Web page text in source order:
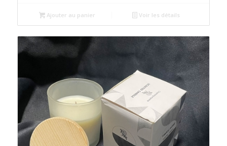
Ajouter au panier Voir les détails